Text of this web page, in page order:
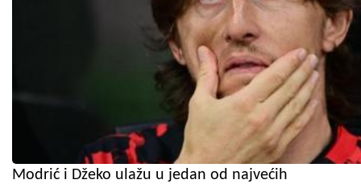
Modrić i Džeko ulažu u jedan od najvećih